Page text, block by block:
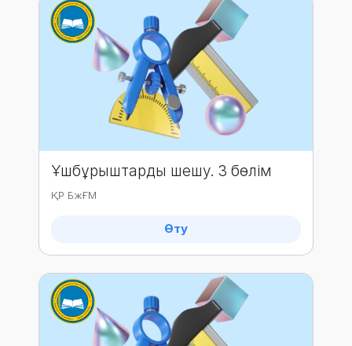
Ұшбұрыштарды шешу. 3 бөлім
ҚР БжҒМ
Өту